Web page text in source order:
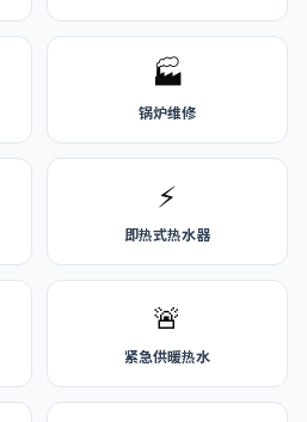
🏭
锅炉维修
⚡
即热式热水器
🚨
紧急供暖热水